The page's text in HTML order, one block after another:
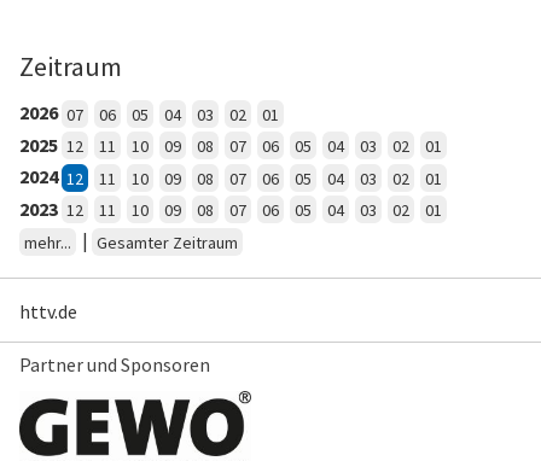
Zeitraum
2026 07 06 05 04 03 02 01
2025 12 11 10 09 08 07 06 05 04 03 02 01
2024 12 11 10 09 08 07 06 05 04 03 02 01
2023 12 11 10 09 08 07 06 05 04 03 02
01
mehr...
| Gesamter Zeitraum
httv.de
Partner und Sponsoren